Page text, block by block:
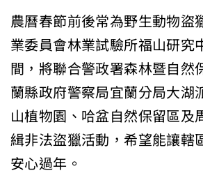
農曆春節前後常為野生動物
業委員會林業試驗所福山研
間，將聯合警政署森林暨自
蘭縣政府警察局宜蘭分局大
山植物園、哈盆自然保留區
緝非法盜獵活動，希望能讓
安心過年。